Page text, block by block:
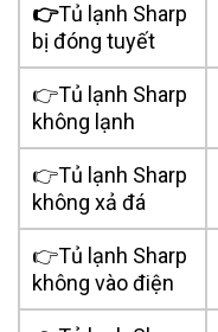
👉Tủ lạnh Sharp
bị đóng tuyết
👉Tủ lạnh Sharp
không lạnh
👉Tủ lạnh Sharp
không xả đá
👉Tủ lạnh Sharp
không vào điện